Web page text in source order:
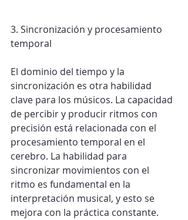
3. Sincronización y procesamiento
temporal
El dominio del tiempo y la
sincronización es otra habilidad
clave para los músicos. La capacidad
de percibir y producir ritmos con
precisión está relacionada con el
procesamiento temporal en el
cerebro. La habilidad para
sincronizar movimientos con el
ritmo es fundamental en la
interpretación musical, y esto se
mejora con la práctica constante.